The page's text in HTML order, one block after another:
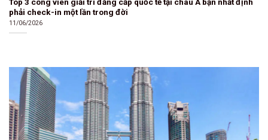
phải check-in một lần trong đời
11/06/2026